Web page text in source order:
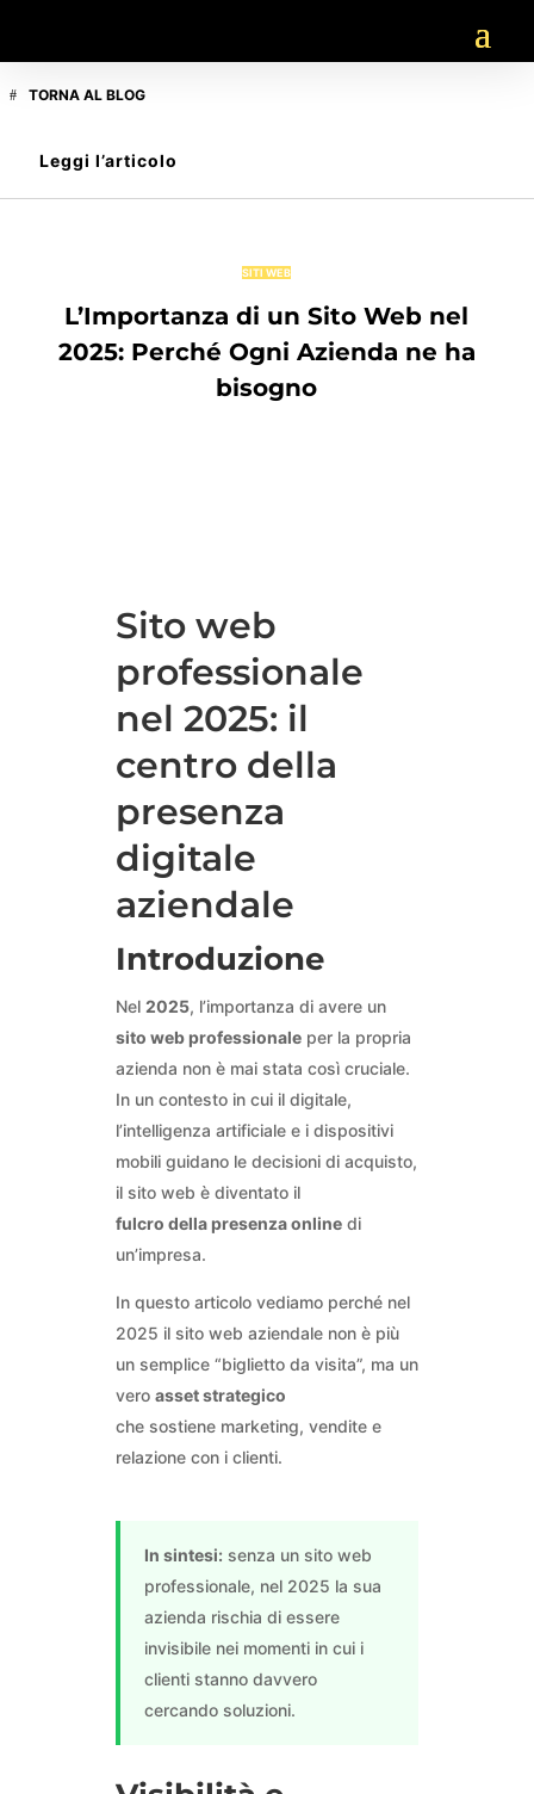
TORNA AL BLOG
Leggi l’articolo
SITI WEB
L’Importanza di un Sito Web nel
2025: Perché Ogni Azienda ne ha
bisogno
Sito web
professionale
nel 2025: il
centro della
presenza
digitale
aziendale
Introduzione
Nel 2025, l’importanza di avere un
sito web professionaleper la propria
azienda non è mai stata così cruciale.
In un contesto in cui il digitale,
l’intelligenza artificiale e i dispositivi
mobili guidano le decisioni di acquisto,
il sito web è diventato il
fulcro della presenza onlinedi
un’impresa.
In questo articolo vediamo perché nel
2025 il sito web aziendale non è più
un semplice “biglietto da visita”, ma un
vero asset strategico
che sostiene marketing, vendite e
relazione con i clienti.
In sintesi:senza un sito web
professionale, nel 2025 la sua
azienda rischia di essere
invisibile nei momenti in cui i
clienti stanno davvero
cercando soluzioni.